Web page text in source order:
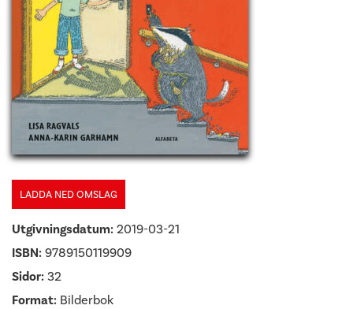
LADDA NED OMSLAG
Utgivningsdatum: 2019-03-21
ISBN: 9789150119909
Sidor: 32
Format: Bilderbok